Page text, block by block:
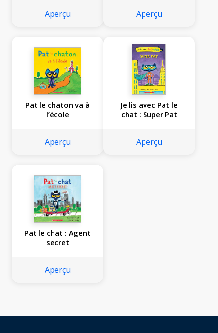
Aperçu Aperçu
Pat le chaton va à
l’école
Aperçu
Je lis avec Pat le
chat : Super Pat
Aperçu
Pat le chat : Agent
secret
Aperçu